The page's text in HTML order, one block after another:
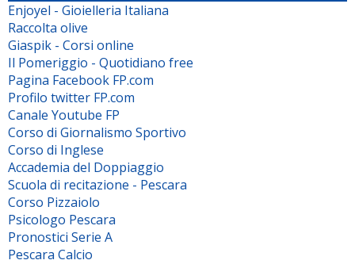
Enjoyel - Gioielleria Italiana
Raccolta olive
Giaspik - Corsi online
Il Pomeriggio - Quotidiano free
Pagina Facebook FP.com
Profilo twitter FP.com
Canale Youtube FP
Corso di Giornalismo Sportivo
Corso di Inglese
Accademia del Doppiaggio
Scuola di recitazione - Pescara
Corso Pizzaiolo
Psicologo Pescara
Pronostici Serie A
Pescara Calcio